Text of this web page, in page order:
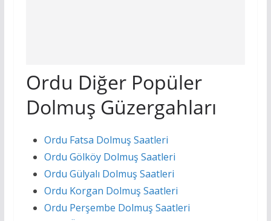
Ordu Diğer Popüler
Dolmuş Güzergahları
Ordu Fatsa Dolmuş Saatleri
Ordu Gölköy Dolmuş Saatleri
Ordu Gülyalı Dolmuş Saatleri
Ordu Korgan Dolmuş Saatleri
Ordu Perşembe Dolmuş Saatleri